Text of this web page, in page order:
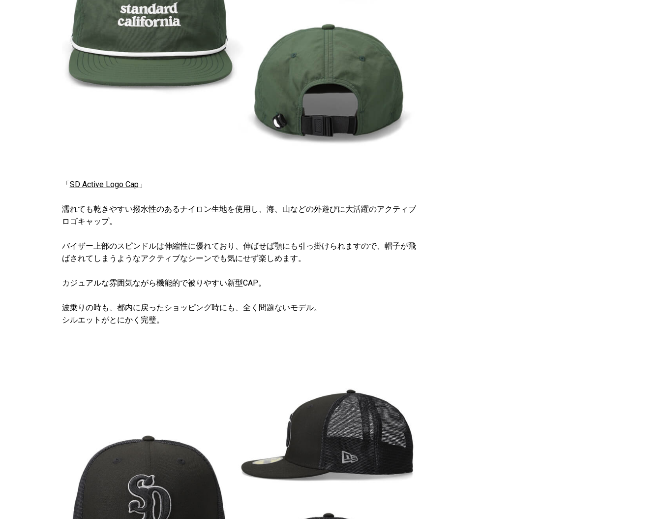
「SD Active Logo Cap」
濡れても乾きやすい撥水性のあるナイロン生地を使用し、海、山などの外遊びに大活躍のアクティブ
ロゴキャップ。
バイザー上部のスピンドルは伸縮性に優れており、伸ばせば顎にも引っ掛けられますので、帽子が飛
ばされてしまうようなアクティブなシーンでも気にせず楽しめます。
カジュアルな雰囲気ながら機能的で被りやすい新型CAP。
波乗りの時も、都内に戻ったショッピング時にも、全く問題ないモデル。
シルエットがとにかく完璧。